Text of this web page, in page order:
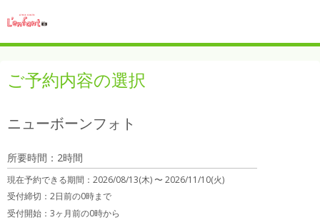
ご予約内容の選択
ニューボーンフォト
所要時間：2時間
現在予約できる期間： 2026/08/13(木) 〜2026/11/10(火)
受付締切： 2日前の0時まで
受付開始： 3ヶ月前の0時から